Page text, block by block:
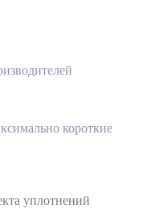
короткие
уплотнений